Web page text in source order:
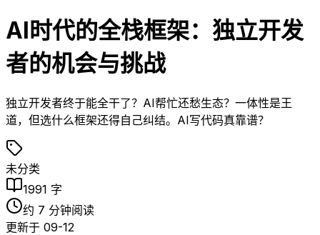
AI时代的全栈框架：独立开发
者的机会与挑战
独立开发者终于能全干了？AI帮忙还愁生态？一体性是王
道，但选什么框架还得自己纠结。AI写代码真靠谱？
未分类
1991 字
约 7 分钟阅读
更新于 09-12